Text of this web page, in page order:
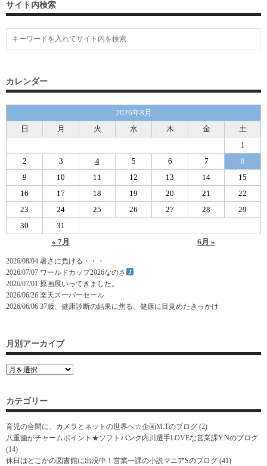
サイト内検索
カレンダー
2026年8月
日
月 火 水 木 金 土
« 7月 6月 »
1
2
3 4 5 6 7
8
9
10 11 12 13 14
15
16
17 18 19 20 21
22
23
24 25 26 27 28
29
30
31
2026/08/04 暑さに負ける・・・
2026/07/07 ワールドカップ2026なのさ
2026/07/01 原画展いってきました。
2026/06/26 楽天スーパーセール
2026/06/06 37歳、健康診断の結果に焦る。健康に目覚めたきっかけ
月別アーカイブ
カテゴリー
育児の合間に、カメラとネットの世界へ☆企画M.Tのブログ (2)
八重歯がチャームポイント★ソフトバンク内川選手LOVEな営業課Y.Nのブログ
(14)
休日はどこかの図書館に出没中！営業一課の小説マニアSのブログ (41)